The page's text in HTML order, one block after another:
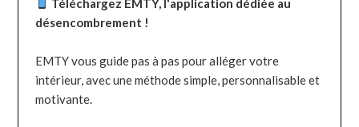
désencombrement !
EMTY vous guide pas à pas pour alléger votre
intérieur, avec une méthode simple, personnalisable et
motivante.